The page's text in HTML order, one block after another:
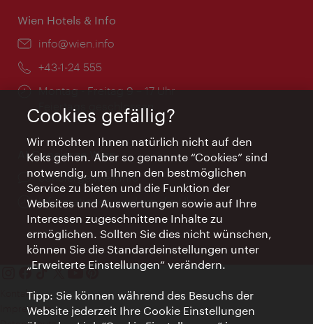
Wien Hotels & Info
Email:
info@wien.info
Telefon:
+43-1-24 555
Öffnungszeiten:
Montag - Freitag 9 – 17 Uhr
Feiertags geschlossen
AI Concierge Wien
Ort:
concierge.wien.info
Öffnungszeiten:
Informationen rund um die Uhr
Kontakt
Impressum
Cookies gefällig?
Wir möchten Ihnen natürlich nicht auf den
Keks gehen. Aber so genannte “Cookies” sind
notwendig, um Ihnen den bestmöglichen
Service zu bieten und die Funktion der
Websites und Auswertungen sowie auf Ihre
Interessen zugeschnittene Inhalte zu
ermöglichen. Sollten Sie dies nicht wünschen,
können Sie die Standardeinstellungen unter
„Erweiterte Einstellungen“ verändern.
Tipp: Sie können während des Besuchs der
Website jederzeit Ihre Cookie Einstellungen